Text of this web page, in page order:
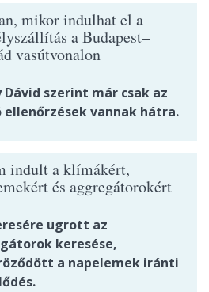
mikor indulhat el a
a Budapest–
vasútvonalon
Dávid szerint már csak az
ellenőrzések vannak hátra.
indult a klímákért,
és aggregátorokért
ugrott az
keresése,
a napelemek iránti